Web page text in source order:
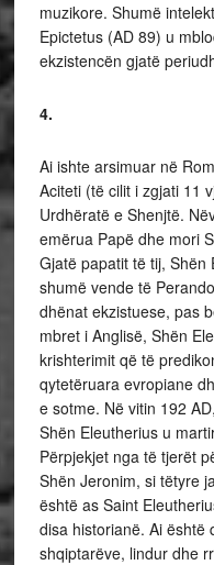
muzikore. Shumë
Epictetus (AD 89) u
ekzistencën gjatë
4.
Ai ishte arsimuar në
Aciteti (të cilit i zgjati 11
Urdhëratë e Shenjtë.
emërua Papë dhe mori
Gjatë papatit të tij, Shën
shumë vende të
dhënat ekzistuese, pas
mbret i Anglisë, Shën
krishterimit që të
qytetëruara evropiane
e sotme. Në vitin 192
Shën Eleutherius u
Përpjekjet nga të tjerët
Shën Jeronim, si tëtyre
është as Saint
disa historianë. Ai është
shqiptarëve, lindur dhe